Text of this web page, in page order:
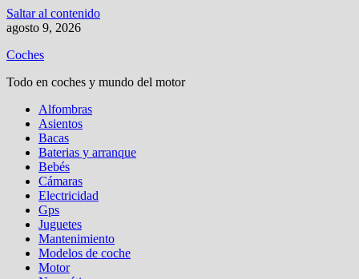
Saltar al contenido
agosto 9, 2026
Coches
Todo en coches y mundo del motor
Alfombras
Asientos
Bacas
Baterias y arranque
Bebés
Cámaras
Electricidad
Gps
Juguetes
Mantenimiento
Modelos de coche
Motor